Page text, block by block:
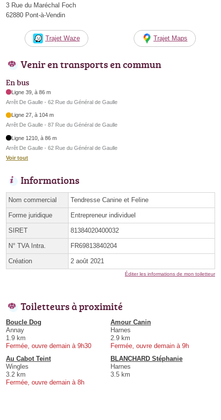
3 Rue du Maréchal Foch
62880 Pont-à-Vendin
Trajet Waze Trajet Maps
Venir en transports en commun
En bus
Ligne 39, à 86 m
Arrêt De Gaulle - 62 Rue du Général de Gaulle
Ligne 27, à 104 m
Arrêt De Gaulle - 87 Rue du Général de Gaulle
Ligne 1210, à 86 m
Arrêt De Gaulle - 62 Rue du Général de Gaulle
Voir tout
Informations
Nom commercial Tendresse Canine et Feline
Forme juridique Entrepreneur individuel
SIRET 81384020400032
N° TVA Intra. FR69813840204
Création 2 août 2021
Éditer les informations de mon toiletteur
Toiletteurs à proximité
Boucle Dog
Annay
1.9 km
Fermée, ouvre demain à 9h30
Amour Canin
Harnes
2.9 km
Fermée, ouvre demain à 9h
Au Cabot Teint
Wingles
3.2 km
Fermée, ouvre demain à 8h
BLANCHARD Stéphanie
Harnes
3.5 km